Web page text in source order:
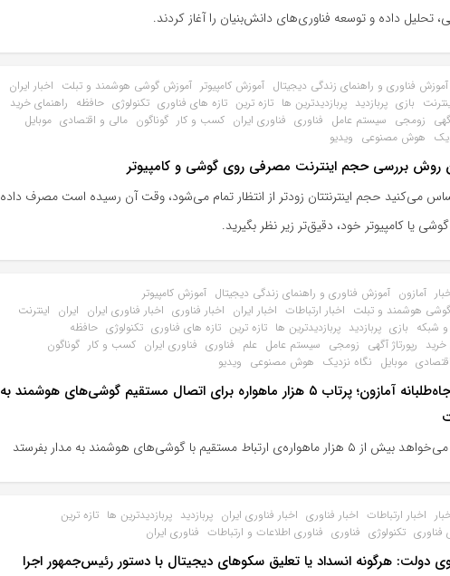
تحلیل داده و توسعه فناوری‌های دانش‌بنیان را آغاز کردند.
آموزش فناوری و راهنمای زندگی دیجیتال آموزش کامپیوتر آموزش گوشی هوشمند و تبلت اخبار ایران
بازی پربازدید پربازدیدترین ها تازه ترین تازه های فناوری تکنولوژی حافظه راهنمای خرید
زومجی سیستم عامل فناوری فناوری ایران کسب و کار گوناگون مالی و اقتصادی موبایل
هوش مصنوعی ویدیو
روش بررسی حجم اینترنت مصرفی روی گوشی و کامپیوتر
می‌کنید حجم اینترنتتان زودتر از انتظار تمام می‌شود، وقت آن رسیده است مصرف داده
یا کامپیوتر خود، دقیق‌تر زیر نظر بگیرید.
آمازون آموزش فناوری و راهنمای زندگی دیجیتال آموزش کامپیوتر
هوشمند و تبلت اخبار ارتباطات اخبار ایران اخبار فناوری اخبار فناوری ایران ایران اینترنت
و شبکه بازی پربازدید پربازدیدترین ها تازه ترین تازه های فناوری تکنولوژی حافظه
خرید رپورتاژ آگهی زومجی سیستم عامل علم فناوری فناوری ایران کسب و کار گوناگون
موبایل نگاه نزدیک هوش مصنوعی ویدیو
نقشه جاه‌طلبانه آمازون؛ پرتاب ۵ هزار ماهواره برای اتصال مستقیم گوشی‌های هوشمند به
ماهواره‌ی ارتباط مستقیم با گوشی‌های هوشمند به مدار بفرستد
اخبار ارتباطات اخبار فناوری اخبار فناوری ایران پربازدید پربازدیدترین ها تازه ترین
فناوری تکنولوژی فناوری فناوری اطلاعات و ارتباطات فناوری ایران
دولت: هرگونه انسداد یا تعلیق سکوهای دیجیتال با دستور رئیس‌جمهور اجرا